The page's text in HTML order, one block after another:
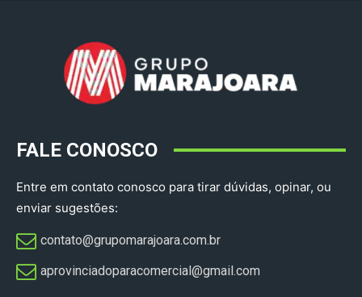
FALE CONOSCO
Entre em contato conosco para tirar dúvidas, opinar, ou
enviar sugestões:
contato@grupomarajoara.com.br
aprovinciadoparacomercial@gmail.com​